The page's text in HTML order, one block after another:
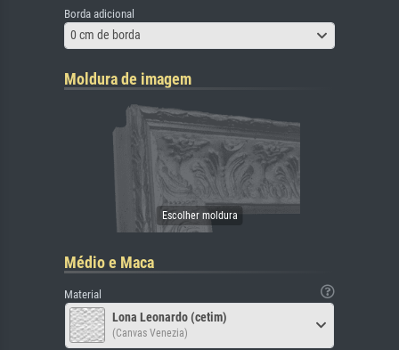
Borda adicional
0 cm de borda
Moldura de imagem
Médio e Maca
Material
Lona Leonardo (cetim)
(Canvas Venezia)